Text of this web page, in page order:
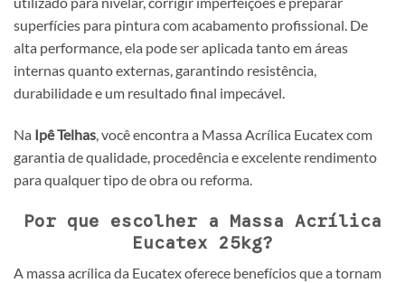
superfícies para pintura com acabamento profissional. De
alta performance, ela pode ser aplicada tanto em áreas
internas quanto externas, garantindo resistência,
durabilidade e um resultado final impecável.
Na Ipê Telhas, você encontra a Massa Acrílica Eucatex com
garantia de qualidade, procedência e excelente rendimento
para qualquer tipo de obra ou reforma.
Por que escolher a Massa Acrílica
Eucatex 25kg?
A massa acrílica da Eucatex oferece benefícios que a tornam